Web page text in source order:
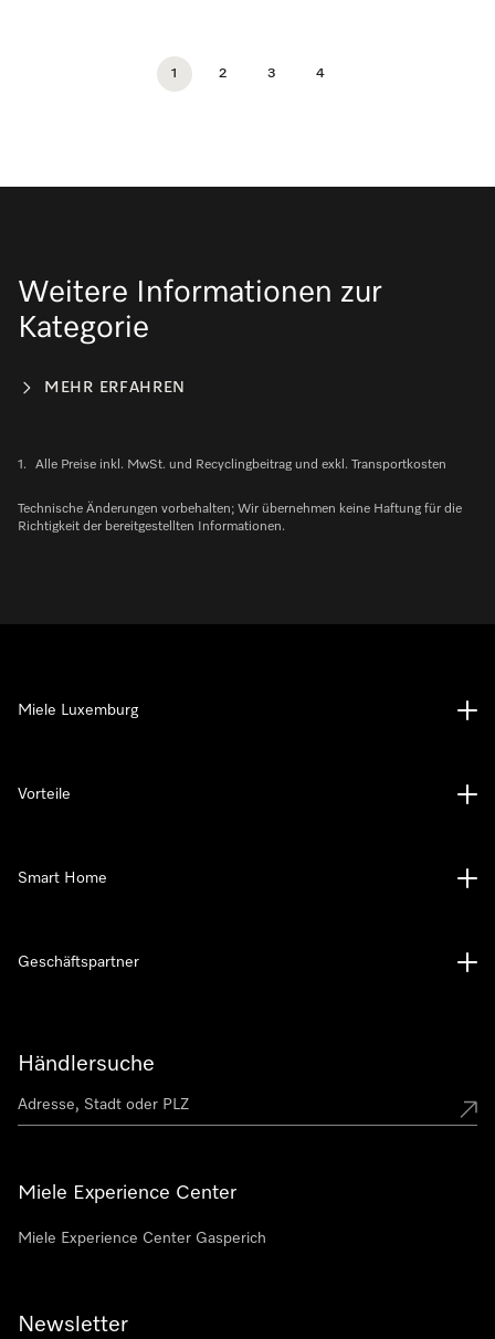
1 2 3 4
Weitere Informationen zur
Kategorie
MEHR ERFAHREN
1. Alle Preise inkl. MwSt. und Recyclingbeitrag und exkl. Transportkosten
Technische Änderungen vorbehalten; Wir übernehmen keine Haftung für die
Richtigkeit der bereitgestellten Informationen.
Händlersuche
Miele Experience Center
Miele Experience Center Gasperich
Newsletter
Miele Luxemburg
Vorteile
Smart Home
Geschäftspartner